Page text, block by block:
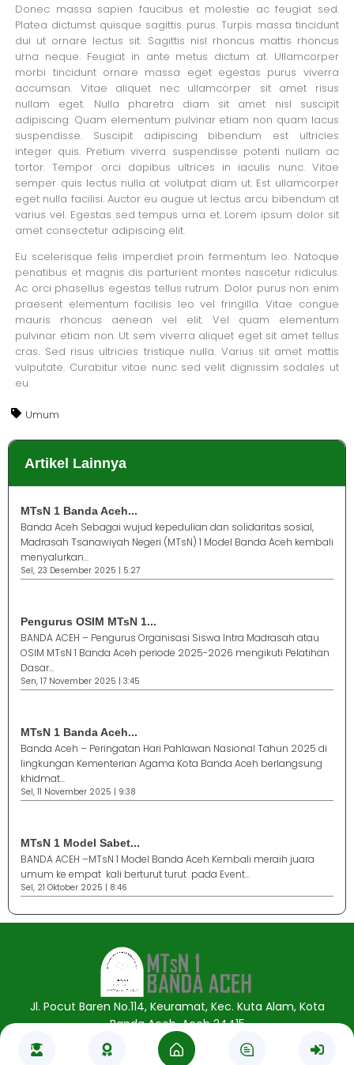
Donec massa sapien faucibus et molestie ac feugiat sed.
Platea dictumst quisque sagittis purus. Turpis massa tincidunt
dui ut ornare lectus sit. Sagittis nisl rhoncus mattis rhoncus
urna neque. Feugiat in ante metus dictum at. Ullamcorper
morbi tincidunt ornare massa eget egestas purus viverra
accumsan. Vitae aliquet nec ullamcorper sit amet risus
nullam eget. Nulla pharetra diam sit amet nisl suscipit
adipiscing. Quam elementum pulvinar etiam non quam lacus
suspendisse. Suscipit adipiscing bibendum est ultricies
integer quis. Pretium viverra suspendisse potenti nullam ac
tortor. Tempor orci dapibus ultrices in iaculis nunc. Vitae
semper quis lectus nulla at volutpat diam ut. Est ullamcorper
eget nulla facilisi. Auctor eu augue ut lectus arcu bibendum at
varius vel. Egestas sed tempus urna et. Lorem ipsum dolor sit
amet consectetur adipiscing elit.
Eu scelerisque felis imperdiet proin fermentum leo. Natoque
penatibus et magnis dis parturient montes nascetur ridiculus.
Ac orci phasellus egestas tellus rutrum. Dolor purus non enim
praesent elementum facilisis leo vel fringilla. Vitae congue
mauris rhoncus aenean vel elit. Vel quam elementum
pulvinar etiam non. Ut sem viverra aliquet eget sit amet tellus
cras. Sed risus ultricies tristique nulla. Varius sit amet mattis
vulputate. Curabitur vitae nunc sed velit dignissim sodales ut
eu.
Umum
Artikel Lainnya
MTsN 1 Banda Aceh...
Banda Aceh Sebagai wujud kepedulian dan solidaritas sosial,
Madrasah Tsanawiyah Negeri (MTsN) 1 Model Banda Aceh kembali
menyalurkan...
Sel, 23 Desember 2025 | 5:27
Pengurus OSIM MTsN 1...
BANDA ACEH – Pengurus Organisasi Siswa Intra Madrasah atau
OSIM MTsN 1 Banda Aceh periode 2025-2026 mengikuti Pelatihan
Dasar...
Sen, 17 November 2025 | 3:45
MTsN 1 Banda Aceh...
Banda Aceh – Peringatan Hari Pahlawan Nasional Tahun 2025 di
lingkungan Kementerian Agama Kota Banda Aceh berlangsung
khidmat...
Sel, 11 November 2025 | 9:38
MTsN 1 Model Sabet...
BANDA ACEH –MTsN 1 Model Banda Aceh Kembali meraih juara
umum ke empat kali berturut turut pada Event...
Sel, 21 Oktober 2025 | 8:46
Jl. Pocut Baren No.114, Keuramat, Kec. Kuta Alam, Kota
Banda Aceh, Aceh 24415
Copyright © MTsN 1 Banda Aceh . All Rights Reserved.